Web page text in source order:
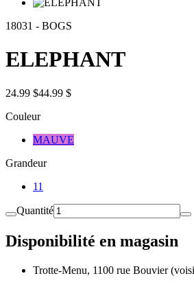
18031 - BOGS
ELEPHANT
24.99 $44.99 $
Couleur
MAUVE
Grandeur
11
Quantité
Disponibilité en magasin
Trotte-Menu, 1100 rue Bouvier